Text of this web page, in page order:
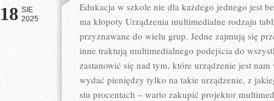
18 SIE
2025
Edukacja w szkole nie dla każdego jednego jest
ma kłopoty Urządzenia multimedialne rodzaju
przyznawane do wielu grup. Jedne zajmują się
inne traktują multimedialnego podejścia do
zastanowić się nad tym, które urządzenie jest
wydać pieniędzy tylko na takie urządzenie, z
stu procentach – warto zakupić projektor